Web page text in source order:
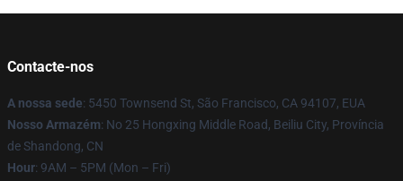
Contacte-nos
A nossa sede: 5450 Townsend St, São Francisco, CA 94107, EUA
Nosso Armazém: No 25 Hongxing Middle Road, Beiliu City, Província
de Shandong, CN
Hour: 9AM – 5PM (Mon – Fri)